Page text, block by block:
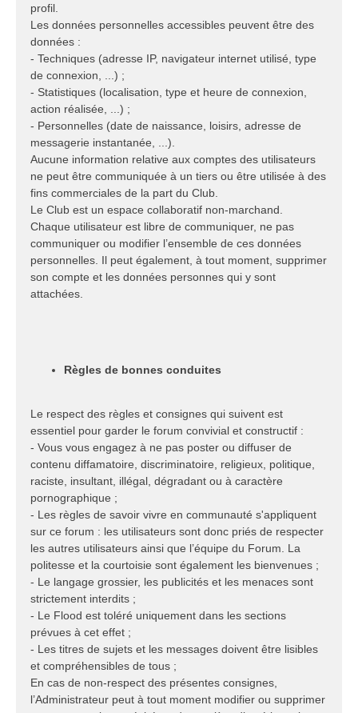
profil.
Les données personnelles accessibles peuvent être des
données :
- Techniques (adresse IP, navigateur internet utilisé, type
de connexion, ...) ;
- Statistiques (localisation, type et heure de connexion,
action réalisée, ...) ;
- Personnelles (date de naissance, loisirs, adresse de
messagerie instantanée, ...).
Aucune information relative aux comptes des utilisateurs
ne peut être communiquée à un tiers ou être utilisée à des
fins commerciales de la part du Club.
Le Club est un espace collaboratif non-marchand.
Chaque utilisateur est libre de communiquer, ne pas
communiquer ou modifier l’ensemble de ces données
personnelles. Il peut également, à tout moment, supprimer
son compte et les données personnes qui y sont
attachées.
Règles de bonnes conduites
Le respect des règles et consignes qui suivent est
essentiel pour garder le forum convivial et constructif :
- Vous vous engagez à ne pas poster ou diffuser de
contenu diffamatoire, discriminatoire, religieux, politique,
raciste, insultant, illégal, dégradant ou à caractère
pornographique ;
- Les règles de savoir vivre en communauté s'appliquent
sur ce forum : les utilisateurs sont donc priés de respecter
les autres utilisateurs ainsi que l’équipe du Forum. La
politesse et la courtoisie sont également les bienvenues ;
- Le langage grossier, les publicités et les menaces sont
strictement interdits ;
- Le Flood est toléré uniquement dans les sections
prévues à cet effet ;
- Les titres de sujets et les messages doivent être lisibles
et compréhensibles de tous ;
En cas de non-respect des présentes consignes,
l’Administrateur peut à tout moment modifier ou supprimer